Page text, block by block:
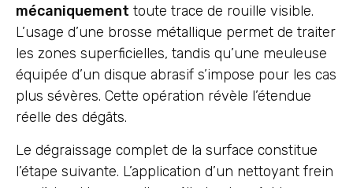
mécaniquement toute trace de rouille visible.
L’usage d’une brosse métallique permet de traiter
les zones superficielles, tandis qu’une meuleuse
équipée d’un disque abrasif s’impose pour les cas
plus sévères. Cette opération révèle l’étendue
réelle des dégâts.
Le dégraissage complet de la surface constitue
l’étape suivante. L’application d’un nettoyant frein